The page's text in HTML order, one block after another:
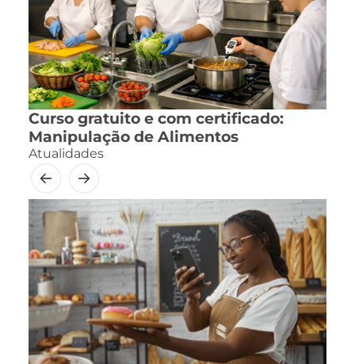
Curso gratuito e com certificado:
Manipulação de Alimentos
Atualidades